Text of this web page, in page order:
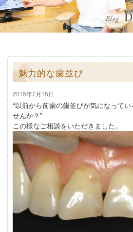
魅力的な歯並び
2015年7月15日
“以前から前歯の歯並びが気になって
せんか？”
この様なご相談をいただきました。